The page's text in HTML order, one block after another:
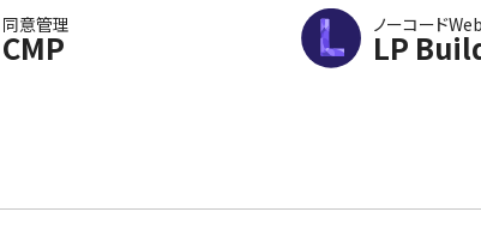
同意管理
CMP
ノーコード
LP